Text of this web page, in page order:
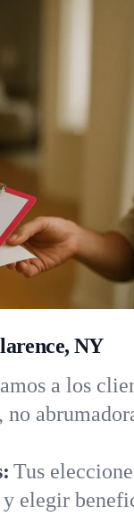
NY
a los
Tus
elegir